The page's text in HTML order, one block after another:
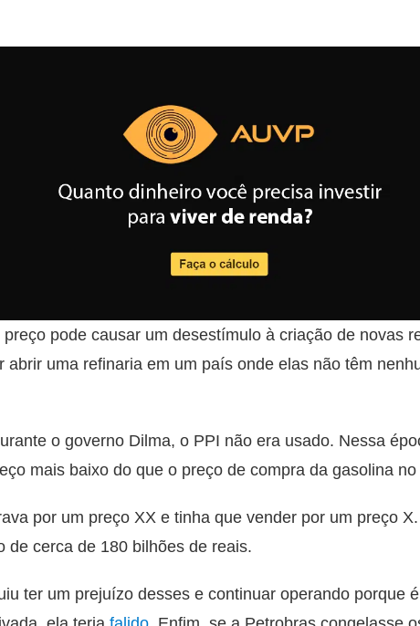
pode causar um desestímulo à criação de novas
abrir uma refinaria em um país onde elas não têm
o governo Dilma, o PPI não era usado. Nessa
mais baixo do que o preço de compra da gasolina no
por um preço XX e tinha que vender por um preço
de cerca de 180 bilhões de reais.
ter um prejuízo desses e continuar operando porque